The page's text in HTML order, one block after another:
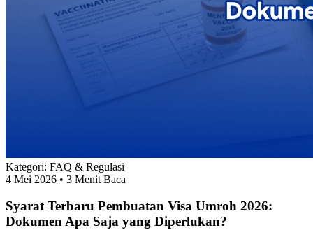
Kategori: FAQ & Regulasi
4 Mei 2026 • 3 Menit Baca
Syarat Terbaru Pembuatan Visa Umroh 2026:
Dokumen Apa Saja yang Diperlukan?